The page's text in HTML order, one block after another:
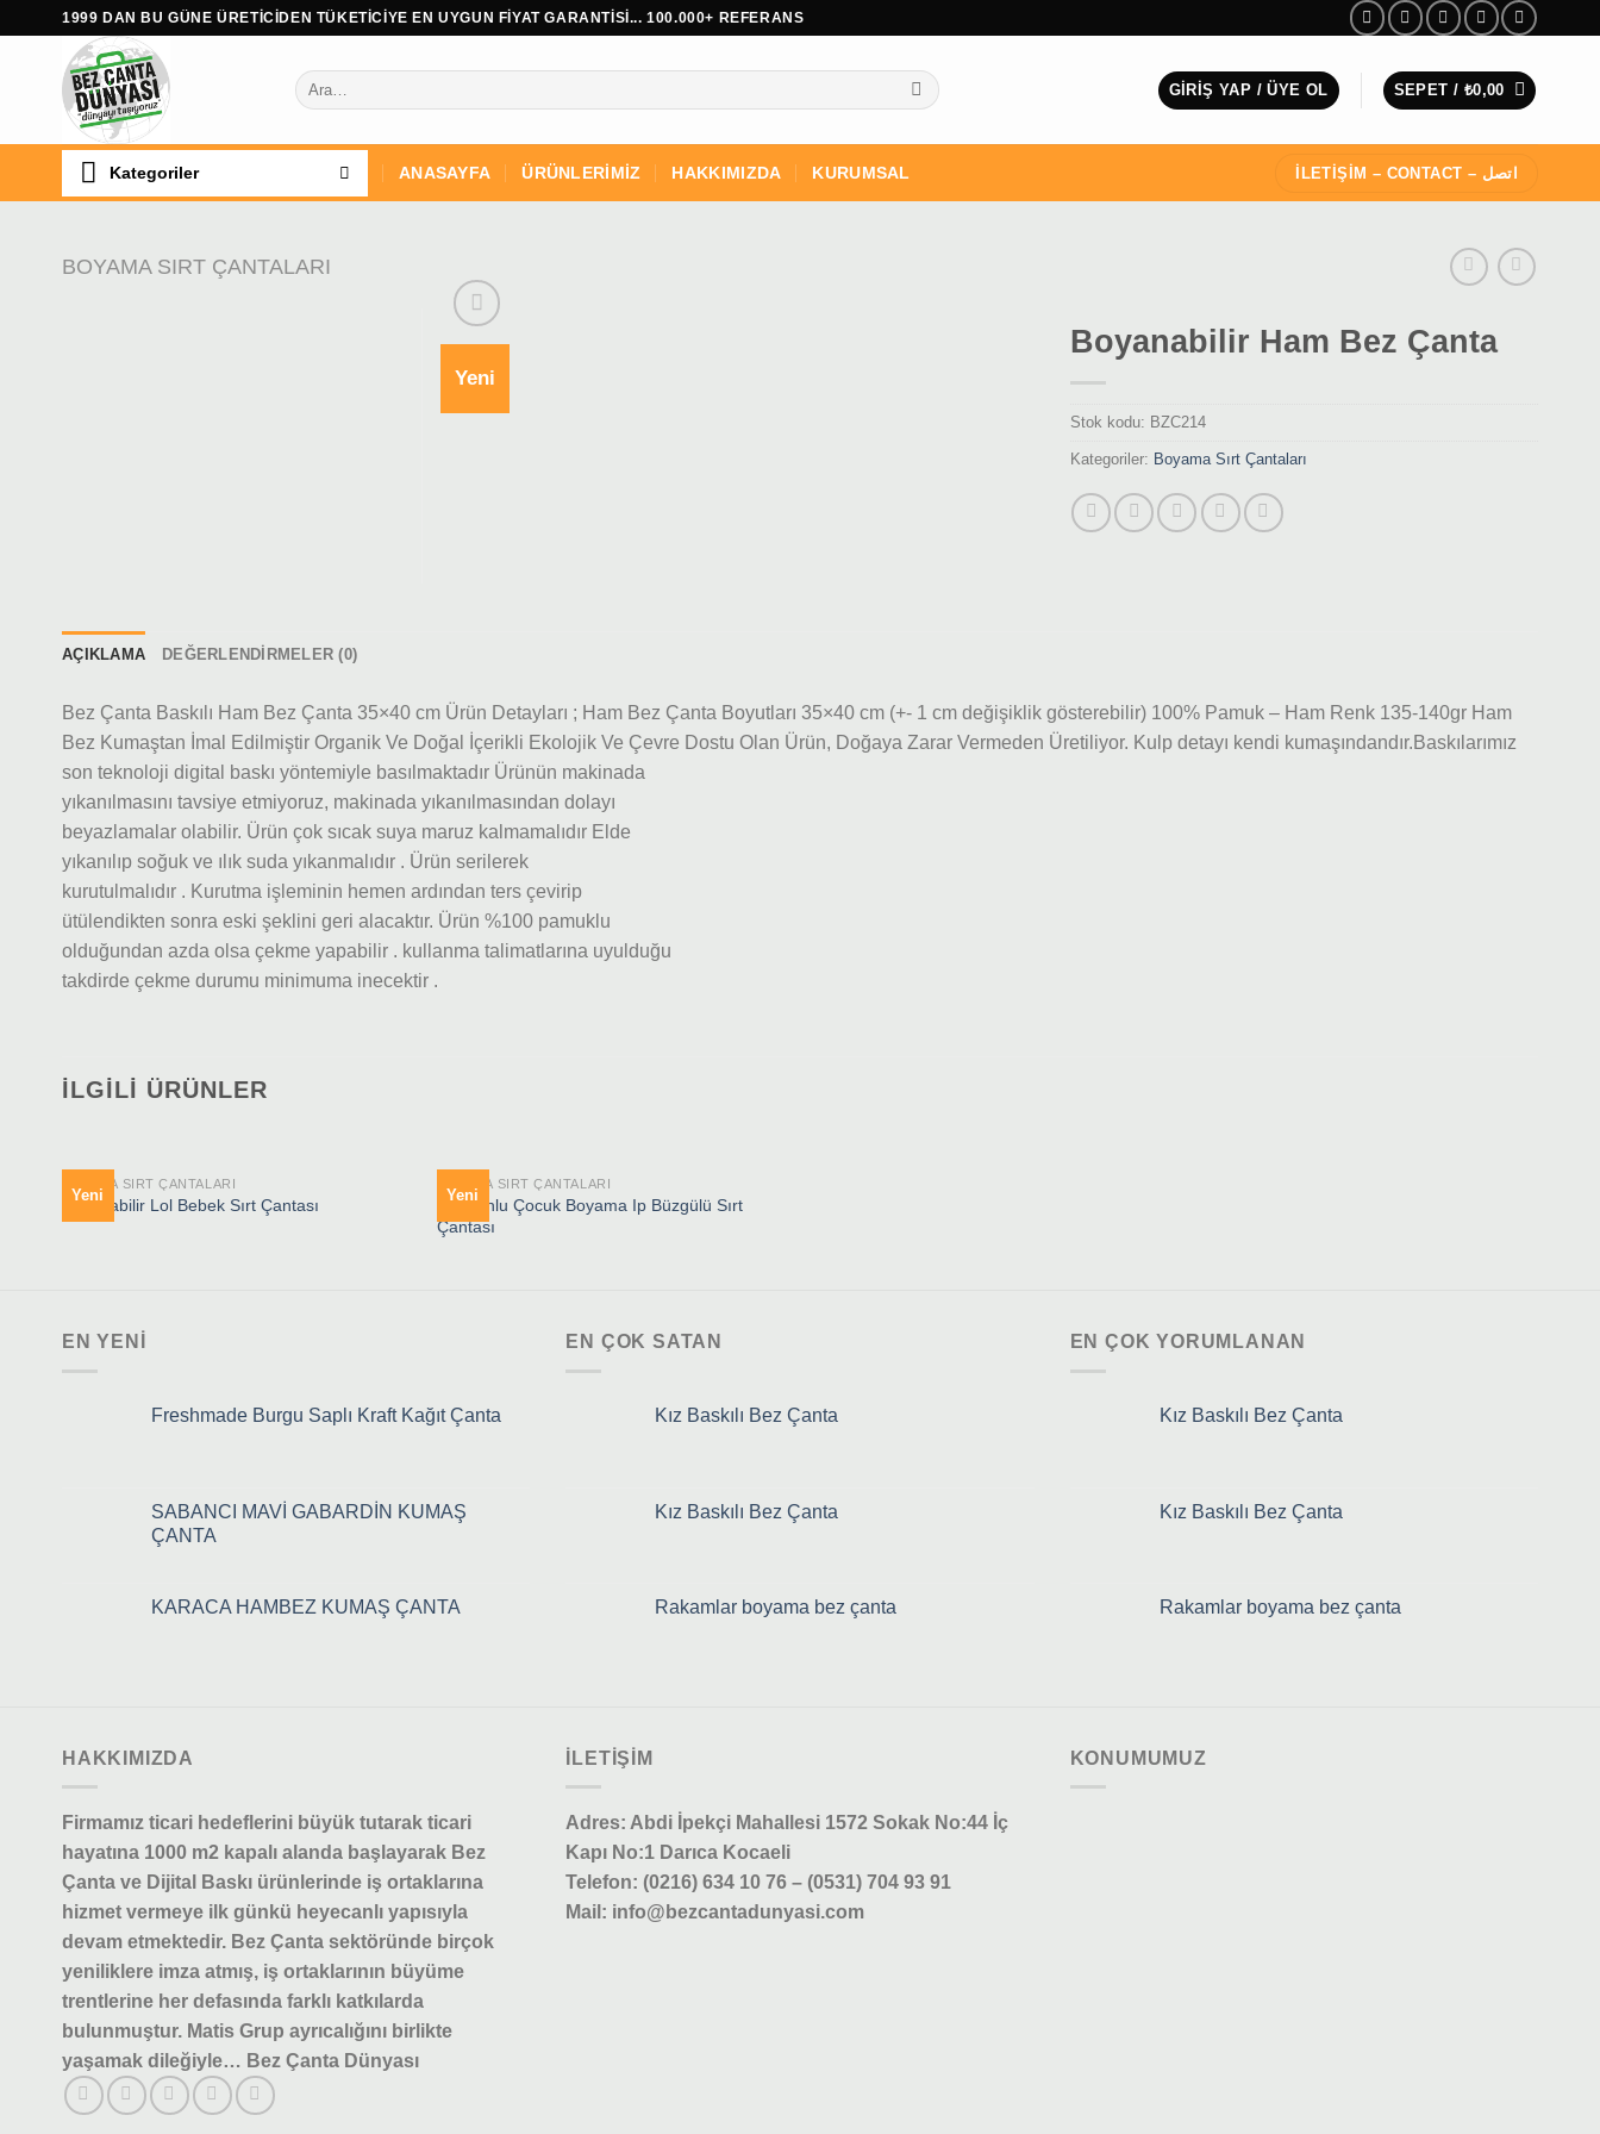
1999 DAN BU GÜNE ÜRETİCİDEN TÜKETİCİYE EN UYGUN FİYAT GARANTİSİ... 100.000+ REFERANS
Ara:
GIRIŞ YAP / ÜYE OL SEPET / ₺0,00
Kategoriler ANASAYFA ÜRÜNLERİMİZ HAKKIMIZDA KURUMSAL İLETİŞİM – CONTACT – اتصل
BOYAMA SIRT ÇANTALARI
Yeni
Boyanabilir Ham Bez Çanta
Stok kodu: BZC214
Kategoriler: Boyama Sırt Çantaları
AÇIKLAMA DEĞERLENDIRMELER (0)
Bez Çanta Baskılı Ham Bez Çanta 35×40 cm Ürün Detayları ; Ham Bez Çanta Boyutları 35×40 cm (+- 1 cm değişiklik gösterebilir) 100% Pamuk – Ham Renk 135-140gr Ham
Bez Kumaştan İmal Edilmiştir Organik Ve Doğal İçerikli Ekolojik Ve Çevre Dostu Olan Ürün, Doğaya Zarar Vermeden Üretiliyor. Kulp detayı kendi kumaşındandır.Baskılarımız
son teknoloji digital baskı yöntemiyle basılmaktadır Ürünün makinada
yıkanılmasını tavsiye etmiyoruz, makinada yıkanılmasından dolayı
beyazlamalar olabilir. Ürün çok sıcak suya maruz kalmamalıdır Elde
yıkanılıp soğuk ve ılık suda yıkanmalıdır . Ürün serilerek
kurutulmalıdır . Kurutma işleminin hemen ardından ters çevirip
ütülendikten sonra eski şeklini geri alacaktır. Ürün %100 pamuklu
olduğundan azda olsa çekme yapabilir . kullanma talimatlarına uyulduğu
takdirde çekme durumu minimuma inecektir .
İLGILI ÜRÜNLER
Yeni
BOYAMA SIRT ÇANTALARI
Boyanabilir Lol Bebek Sırt Çantası
Yeni
BOYAMA SIRT ÇANTALARI
Unicornlu Çocuk Boyama Ip Büzgülü Sırt
Çantası
EN YENI
Freshmade Burgu Saplı Kraft Kağıt Çanta
SABANCI MAVİ GABARDİN KUMAŞ
ÇANTA
KARACA HAMBEZ KUMAŞ ÇANTA
EN ÇOK SATAN
Kız Baskılı Bez Çanta
Kız Baskılı Bez Çanta
Rakamlar boyama bez çanta
EN ÇOK YORUMLANAN
Kız Baskılı Bez Çanta
Kız Baskılı Bez Çanta
Rakamlar boyama bez çanta
HAKKIMIZDA
Firmamız ticari hedeflerini büyük tutarak ticari
hayatına 1000 m2 kapalı alanda başlayarak Bez
Çanta ve Dijital Baskı ürünlerinde iş ortaklarına
hizmet vermeye ilk günkü heyecanlı yapısıyla
devam etmektedir. Bez Çanta sektöründe birçok
yeniliklere imza atmış, iş ortaklarının büyüme
trentlerine her defasında farklı katkılarda
bulunmuştur. Matis Grup ayrıcalığını birlikte
yaşamak dileğiyle… Bez Çanta Dünyası
ILETIŞIM
Adres: Abdi İpekçi Mahallesi 1572 Sokak No:44 İç
Kapı No:1 Darıca Kocaeli
Telefon: (0216) 634 10 76 – (0531) 704 93 91
Mail: info@bezcantadunyasi.com
KONUMUMUZ